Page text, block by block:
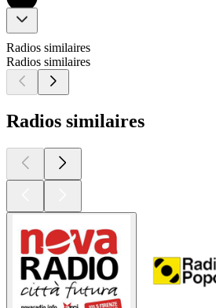
Radios similaires
Radios similaires
Radios similaires